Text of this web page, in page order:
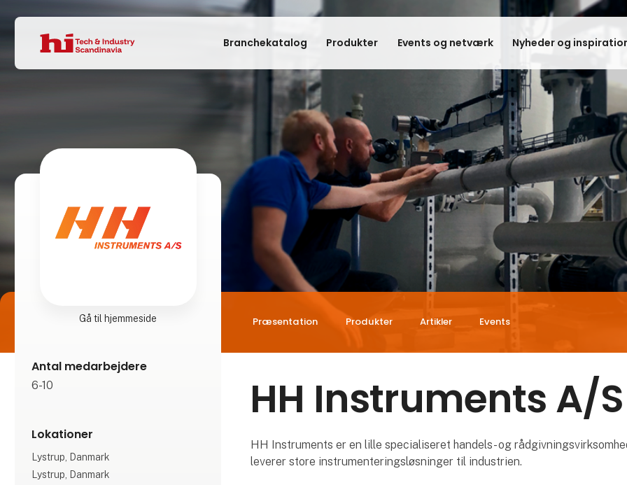
Branchekatalog Produkter Events og netværk Nyheder og
Præsentation Produkter Artikler Events
Gå til hjemmeside
Antal medarbejdere
6-10
Lokationer
Lystrup, Danmark
Lystrup, Danmark
HH Instruments A/S
HH Instruments er en lille specialiseret handels- og
leverer store instrumenteringsløsninger til industrien.